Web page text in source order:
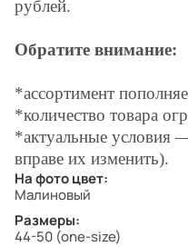
рублей.
Обратите внимание:
*ассортимент
*количество товара
*актуальные условия
вправе их изменить).
На фото цвет:
Малиновый
Размеры:
44-50 (one-size)